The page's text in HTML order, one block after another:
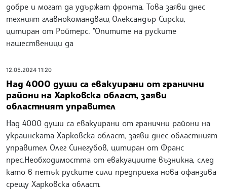
добре и могат да удържат фронта. Това заяви днес
техният главнокомандващ Олександър Сирски,
цитиран от Ройтерс. "Опитите на руските
нашественици да
12.05.2024 11:20
Над 4000 души са евакуирани от гранични
райони на Харковска област, заяви
областният управител
Над 4000 души са евакуирани от гранични райони на
украинската Харковска област, заяви днес областният
управител Олег Синегубов, цитиран от Франс
прес.Необходимостта от евакуациите възникна, след
като в петък руските сили предприеха нова офанзива
срещу Харковска област.